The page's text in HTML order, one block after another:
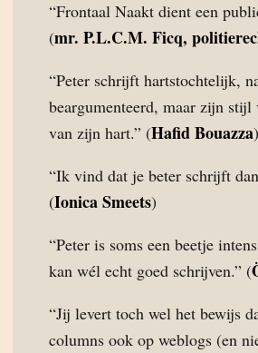
“Frontaal Naakt dient een
(mr. P.L.C.M. Ficq,
“Peter schrijft hartstochtelijk,
beargumenteerd, maar zijn
van zijn hart.” (Hafid Bouazza
“Ik vind dat je beter schrijft
(Ionica Smeets)
“Peter is soms een beetje
kan wél echt goed schrijven.” (
“Jij levert toch wel het bewijs
columns ook op weblogs (en